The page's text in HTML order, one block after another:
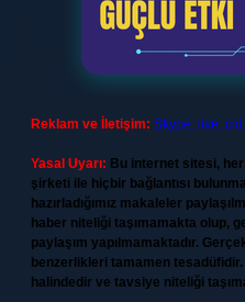
Reklam ve İletişim: Skype:
Yasal Uyarı: Bu internet sitesi,
şirketi ile hiçbir bağlantısı
hazırladığımız makaleler
haber niteliği taşımamakta olup,
paylaşım yapılmamaktadır.
benzerlikleri tamamen
halindedir ve tavsiye niteliği